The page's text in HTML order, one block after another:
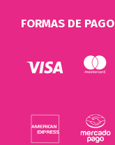
FORMAS DE PAGO